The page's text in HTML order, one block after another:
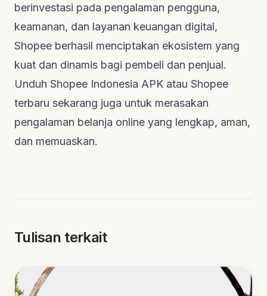
berinvestasi pada pengalaman pengguna,
keamanan, dan layanan keuangan digital,
Shopee berhasil menciptakan ekosistem yang
kuat dan dinamis bagi pembeli dan penjual.
Unduh Shopee Indonesia APK atau Shopee
terbaru sekarang juga untuk merasakan
pengalaman belanja online yang lengkap, aman,
dan memuaskan.
Tulisan terkait